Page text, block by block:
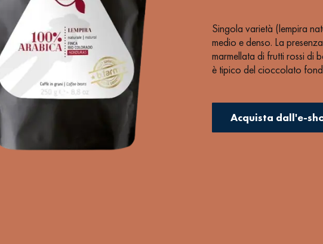
Singola varietà (lempira
medio e denso. La
marmellata di frutti rossi di
è tipico del cioccolato
Acquista dall'e-